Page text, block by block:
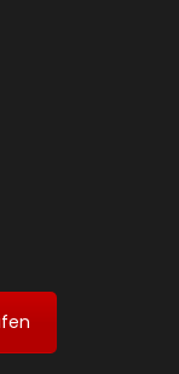
gesendet.
ABONNIEREN
Datenschutzerklärung